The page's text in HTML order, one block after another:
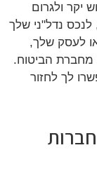
יקר ולגרום
נדל"ני שלך
לעסק שלך,
מחברת הביטוח.
לך לחזור